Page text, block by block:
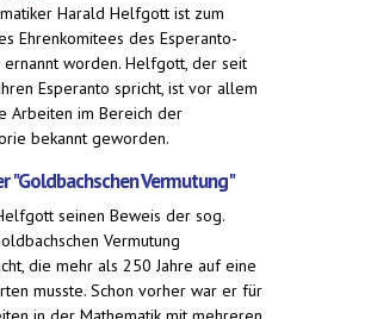
Harald Helfgott ist zum
Ehrenkomitees des Esperanto-
ernannt worden. Helfgott, der seit
Esperanto spricht, ist vor allem
Arbeiten im Bereich der
bekannt geworden.
"Goldbachschen Vermutung"
seinen Beweis der sog.
Vermutung
die mehr als 250 Jahre auf eine
musste. Schon vorher war er für